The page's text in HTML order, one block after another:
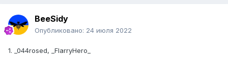
BeeSidy
Опубликовано: 24 июля 2022
1. _044rosed, _FlarryHero_